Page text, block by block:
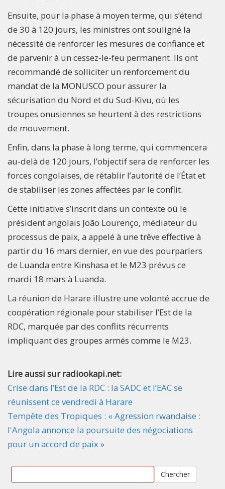
Ensuite, pour la phase à moyen terme, qui s’étend
de 30 à 120 jours, les ministres ont souligné la
nécessité de renforcer les mesures de confiance et
de parvenir à un cessez-le-feu permanent. Ils ont
recommandé de solliciter un renforcement du
mandat de la MONUSCO pour assurer la
sécurisation du Nord et du Sud-Kivu, où les
troupes onusiennes se heurtent à des restrictions
de mouvement.
Enfin, dans la phase à long terme, qui commencera
au-delà de 120 jours, l’objectif sera de renforcer les
forces congolaises, de rétablir l’autorité de l’État et
de stabiliser les zones affectées par le conflit.
Cette initiative s’inscrit dans un contexte où le
président angolais João Lourenço, médiateur du
processus de paix, a appelé à une trêve effective à
partir du 16 mars dernier, en vue des pourparlers
de Luanda entre Kinshasa et le M23 prévus ce
mardi 18 mars à Luanda.
La réunion de Harare illustre une volonté accrue de
coopération régionale pour stabiliser l’Est de la
RDC, marquée par des conflits récurrents
impliquant des groupes armés comme le M23.
Lire aussi sur radiookapi.net:
Crise dans l’Est de la RDC : la SADC et l’EAC se
réunissent ce vendredi à Harare
Tempête des Tropiques : « Agression rwandaise :
l'Angola annonce la poursuite des négociations
pour un accord de paix »
Chercher